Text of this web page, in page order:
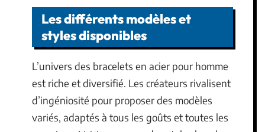
Les différents modèles et
styles disponibles
L’univers des bracelets en acier pour homme
est riche et diversifié. Les créateurs rivalisent
d’ingéniosité pour proposer des modèles
variés, adaptés à tous les goûts et toutes les